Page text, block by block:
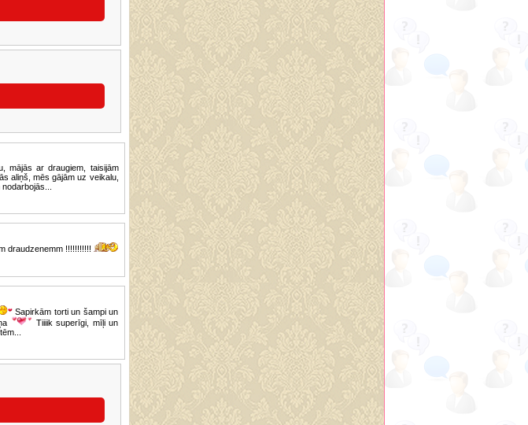
mājās ar draugiem, taisijām
aliņš, mēs gājām uz veikalu,
draudzenemm !!!!!!!!!!!
Sapirkām torti un šampi un
Tiiiik superīgi, mīļi un